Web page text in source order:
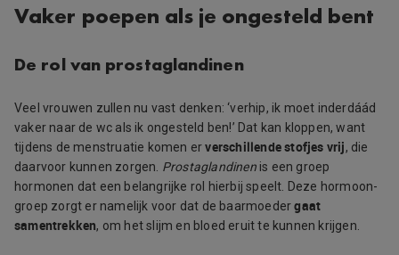
Vaker poepen als je ongesteld bent
De rol van prostaglandinen
Veel vrouwen zullen nu vast denken: ‘verhip, ik moet inderdáád
vaker naar de wc als ik ongesteld ben!’ Dat kan kloppen, want
tijdens de menstruatie komen erverschillende stofjes vrij, die
daarvoor kunnen zorgen. Prostaglandinenis een groep
hormonen dat een belangrijke rol hierbij speelt. Deze hormoon-
groep zorgt er namelijk voor dat de baarmoedergaat
samentrekken, om het slijm en bloed eruit te kunnen krijgen.